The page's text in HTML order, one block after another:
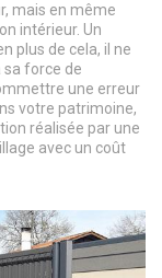
mais en même
intérieur. Un
plus de cela, il ne
sa force de
une erreur
votre patrimoine,
réalisée par une
avec un coût